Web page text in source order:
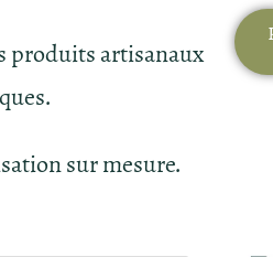
produits artisanaux
sur mesure.